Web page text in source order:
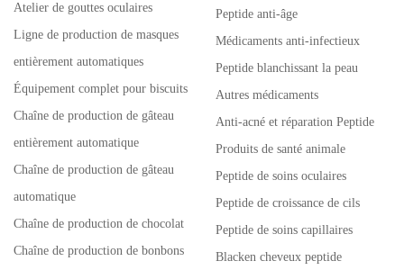
Atelier de gouttes oculaires
Ligne de production de masques
entièrement automatiques
Équipement complet pour biscuits
Chaîne de production de gâteau
entièrement automatique
Chaîne de production de gâteau
automatique
Chaîne de production de chocolat
Chaîne de production de bonbons
Peptide anti-âge
Médicaments anti-infectieux
Peptide blanchissant la peau
Autres médicaments
Anti-acné et réparation Peptide
Produits de santé animale
Peptide de soins oculaires
Peptide de croissance de cils
Peptide de soins capillaires
Blacken cheveux peptide